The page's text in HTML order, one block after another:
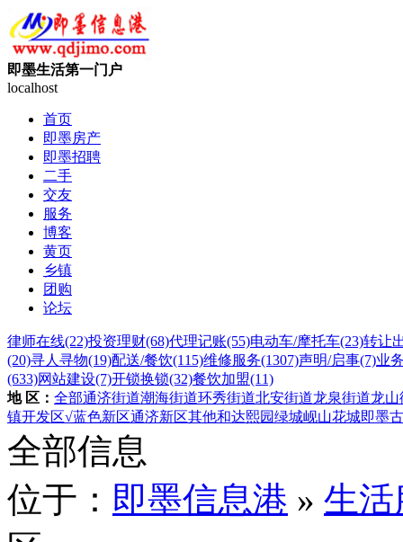
即墨生活第一门户
localhost
首页
即墨房产
即墨招聘
二手
交友
服务
博客
黄页
乡镇
团购
论坛
律师在线(22)投资理财(68)代理记账(55)电动车/摩托车(23)转让
(20)寻人寻物(19)配送/餐饮(115)维修服务(1307)声明/启事(7)业
(633)网站建设(7)开锁换锁(32)餐饮加盟(11)
地 区： 全部通济街道潮海街道环秀街道北安街道龙泉街道龙山
镇开发区√蓝色新区通济新区其他和达熙园绿城岘山花城即墨
全部信息
位于： 即墨信息港 » 生活